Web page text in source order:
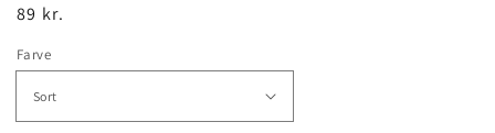
Normalpris
89 kr.
Farve